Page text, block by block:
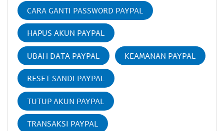
CARA GANTI PASSWORD PAYPAL
HAPUS AKUN PAYPAL
UBAH DATA PAYPAL KEAMANAN PAYPAL
RESET SANDI PAYPAL
TUTUP AKUN PAYPAL
TRANSAKSI PAYPAL